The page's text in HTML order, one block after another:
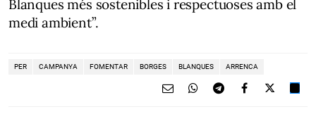
Blanques més sostenibles i respectuoses amb el
medi ambient”.
PER CAMPANYA FOMENTAR BORGES BLANQUES ARRENCA